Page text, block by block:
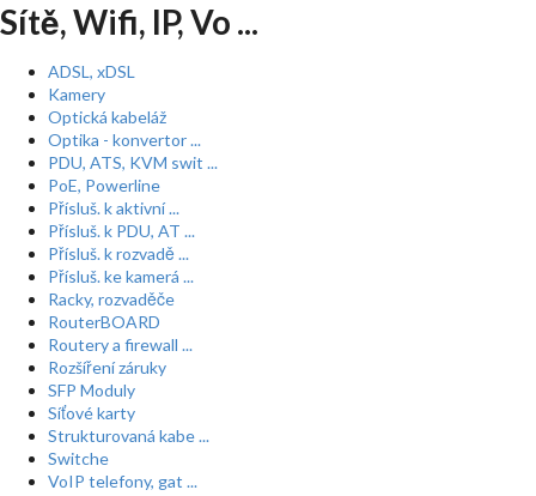
Sítě, Wifi, IP, Vo ...
ADSL, xDSL
Kamery
Optická kabeláž
Optika - konvertor ...
PDU, ATS, KVM swit ...
PoE, Powerline
Přísluš. k aktivní ...
Přísluš. k PDU, AT ...
Přísluš. k rozvadě ...
Přísluš. ke kamerá ...
Racky, rozvaděče
RouterBOARD
Routery a firewall ...
Rozšíření záruky
SFP Moduly
Síťové karty
Strukturovaná kabe ...
Switche
VoIP telefony, gat ...